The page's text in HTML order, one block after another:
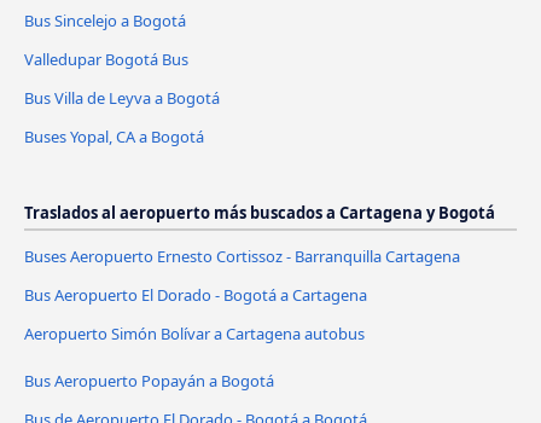
Bus Sincelejo a Bogotá
Valledupar Bogotá Bus
Bus Villa de Leyva a Bogotá
Buses Yopal, CA a Bogotá
Traslados al aeropuerto más buscados a Cartagena y Bogotá
Buses Aeropuerto Ernesto Cortissoz - Barranquilla Cartagena
Bus Aeropuerto El Dorado - Bogotá a Cartagena
Aeropuerto Simón Bolívar a Cartagena autobus
Bus Aeropuerto Popayán a Bogotá